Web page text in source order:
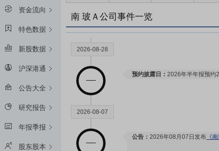
资金流向
特色数据
新股数据
沪深港通
公告大全
研究报告
年报季报
股东股本
南 玻Ａ公司事件一览
2026-08-28
预约披露日： 2026年半年报预约
2026-08-07
公告： 2026年08月07日发布 《